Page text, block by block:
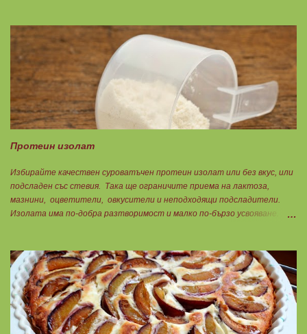
по-малко от 60%, което гарантира, че ще приемете по-малко
количество излишни мазнини като други омеги 6 и 9, и разни
наситени мазнини. Трябва да търсите на етикета от какви риби е
маслото. От по-дребни видове преработка е по-щадяща.
Технологията на пречистване и концентрация на рибеното масло до
омега-3 мастни киселини е различна. Крайната форма е или етил-
естерна от молекулярното пречистване, или триглицеридна чрез
обратен процес на реестеризация. Винаги избирайте
форма. И накрая е важно ...
Протеин изолат
Избирайте качествен суроватъчен протеин изолат или без вкус, или
подсладен със стевия. Така ще ограничите приема на лактоза,
мазнини, оцветители, овкусители и неподходящи подсладители.
Изолата има по-добра разтворимост и малко по-бързо усвояване.
филтрация при качествените продукти отстранява млечната захар
и по този начин се избягват проблемите със алергии, задържане на
вода, подуване на стомаха, диария или друг тип дискомфорт.